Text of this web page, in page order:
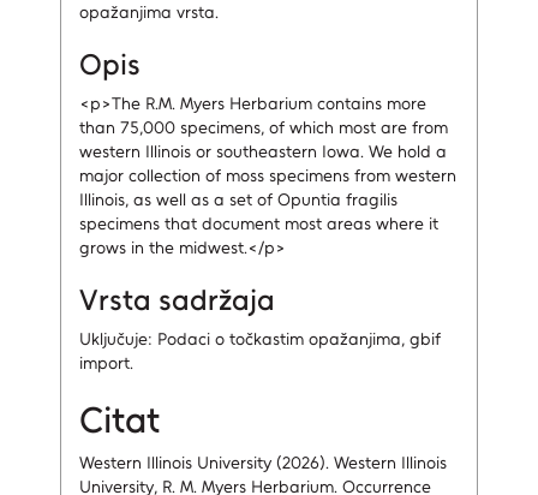
opažanjima vrsta.
Opis
<p>The R.M. Myers Herbarium contains more
than 75,000 specimens, of which most are from
western Illinois or southeastern Iowa. We hold a
major collection of moss specimens from western
Illinois, as well as a set of Opuntia fragilis
specimens that document most areas where it
grows in the midwest.</p>
Vrsta sadržaja
Uključuje: Podaci o točkastim opažanjima, gbif
import.
Citat
Western Illinois University (2026). Western Illinois
University, ​R. M. Myers Herbarium. Occurrence